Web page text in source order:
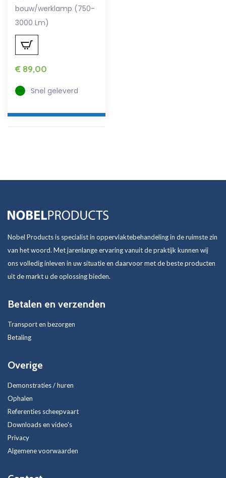
bouw/werklamp (750-
3000 Lm)
€ 89,00
Snel geleverd
Nobel Products is specialist in oppervlaktebehandeling in de ruimste zin
van het woord. Met jarenlange ervaring vanuit de praktijk kunnen wij
ons volledig inleven in uw situatie en daarvoor met de beste producten
uit de markt u de oplossing bieden.
Betalen en verzenden
Transport en bezorgen
Betaling
Overige
Demonstraties / huren
Ophalen
Referenties scheepvaart
Downloads en video's
Privacy
Algemene voorwaarden